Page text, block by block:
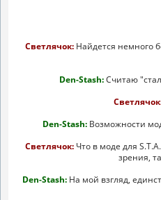
Светлячок: Найдется немного
Den-Stash:Считаю
Den-Stash: Возможности
Светлячок: Что в моде для
зрения,
Den-Stash: На мой взгляд,